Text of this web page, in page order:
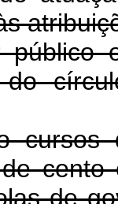
cursos
de